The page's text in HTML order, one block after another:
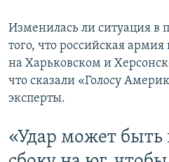
Изменилась ли ситуация в
того, что российская
на Харьковском и
что сказали «Голосу
эксперты.
«Удар может быть